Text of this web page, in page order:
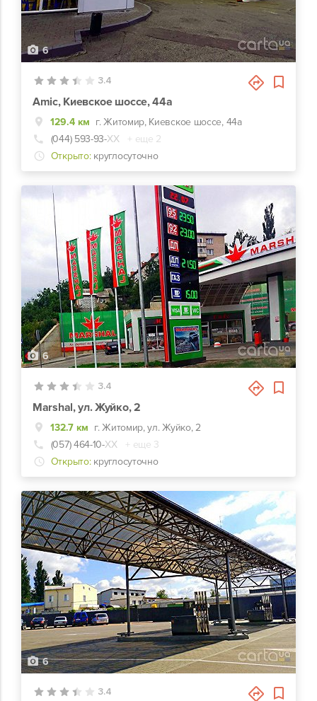
6
3.4
Amic, Киевское шоссе, 44а
129.4 км г. Житомир, Киевское шоссе, 44а
(044) 593-93-ХХ
+ еще 2
Открыто: круглосуточно
6
3.4
Marshal, ул. Жуйко, 2
132.7 км г. Житомир, ул. Жуйко, 2
(057) 464-10-ХХ
+ еще 3
Открыто: круглосуточно
6
3.4